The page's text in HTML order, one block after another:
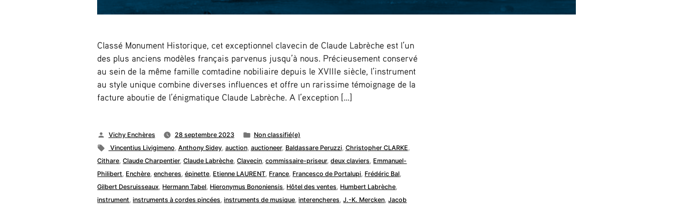
Classé Monument Historique, cet exceptionnel clavecin de Claude Labrèche est l’un
des plus anciens modèles français parvenus jusqu’à nous. Précieusement conservé
au sein de la même famille comtadine nobiliaire depuis le XVIIIe siècle, l’instrument
au style unique combine diverses influences et offre un rarissime témoignage de la
facture aboutie de l’énigmatique Claude Labrèche. A l’exception […]
Publié
par
Vichy Enchères 28 septembre 2023
Publié
dans
Non classifié(e)
Étiquettes :
Vincentius Livigimeno Anthony Sidey, auction, auctioneer, Baldassare Peruzzi, Christopher CLARKE
Cithare ,Claude Charpentier,Claude Labrèche ,Clavecin ,commissaire-priseur,deux claviers Emmanuel-
Philibert Enchère ,encheres ,épinette Etienne LAURENT France Francesco de Portalupi Frédéric Bal
Gilbert Desruisseaux Hermann Tabel Hieronymus Bononiensis Hôtel des ventes Humbert Labrèche
instrument ,instruments à cordes pincées ,instruments de musique ,interencheres ,J.-K. Mercken ,Jacob